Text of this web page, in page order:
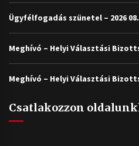
Ügyfélfogadás szünetel – 2026
Meghívó – Helyi Választási
Meghívó – Helyi Választási
Csatlakozzon